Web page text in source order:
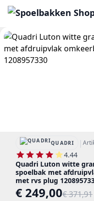
QUADRI |
4.44
Quadri Luton witte
spoelbak met
met rvs plug
€ 249,00€ 371,91